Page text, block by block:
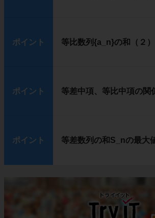
ポイント 等比数列{a_n}の和（２）
ポイント 等差中項、等比中項の関
ポイント 等差数列の和S_nの最大